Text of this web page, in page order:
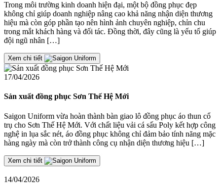
Trong môi trường kinh doanh hiện đại, một bộ đồng phục đẹp
không chỉ giúp doanh nghiệp nâng cao khả năng nhận diện thương
hiệu mà còn góp phần tạo nên hình ảnh chuyên nghiệp, chỉn chu
trong mắt khách hàng và đối tác. Đồng thời, đây cũng là yếu tố giúp
đội ngũ nhân […]
Xem chi tiết
17/04/2026
Sản xuất đồng phục Sơn Thế Hệ Mới
Saigon Uniform vừa hoàn thành bàn giao lô đồng phục áo thun cổ
trụ cho Sơn Thế Hệ Mới. Với chất liệu vải cá sấu Poly kết hợp công
nghệ in lụa sắc nét, áo đồng phục không chỉ đảm bảo tính năng mặc
hàng ngày mà còn trở thành công cụ nhận diện thương hiệu […]
Xem chi tiết
14/04/2026